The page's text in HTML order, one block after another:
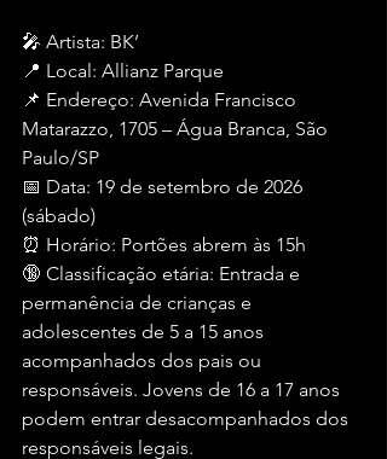
🎤 Artista: BK’
📍 Local: Allianz Parque
📌 Endereço: Avenida Francisco
Matarazzo, 1705 – Água Branca, São
Paulo/SP
📅 Data: 19 de setembro de 2026
(sábado)
⏰ Horário: Portões abrem às 15h
🔞 Classificação etária: Entrada e
permanência de crianças e
adolescentes de 5 a 15 anos
acompanhados dos pais ou
responsáveis. Jovens de 16 a 17 anos
podem entrar desacompanhados dos
responsáveis legais.